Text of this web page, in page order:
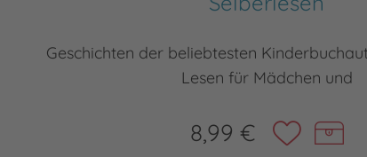
Geschichten der beliebtesten
Lesen für Mädchen und
8,99 €